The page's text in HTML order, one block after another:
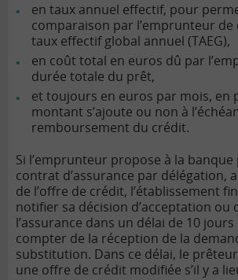
en taux annuel effectif, pour
comparaison par l’emprunteur de
taux effectif global annuel (TAEG),
en coût total en euros dû par
durée totale du prêt,
et toujours en euros par mois, en
montant s’ajoute ou non à
remboursement du crédit.
Si l’emprunteur propose à la
contrat d’assurance par délégation,
de l’offre de crédit, l’établissement
notifier sa décision d’acceptation ou
l’assurance dans un délai de 10
compter de la réception de la
substitution. Dans ce délai, le
une offre de crédit modifiée s’il y a